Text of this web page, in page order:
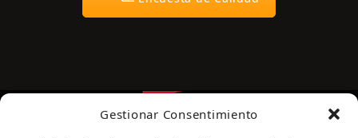
Gestionar Consentimiento